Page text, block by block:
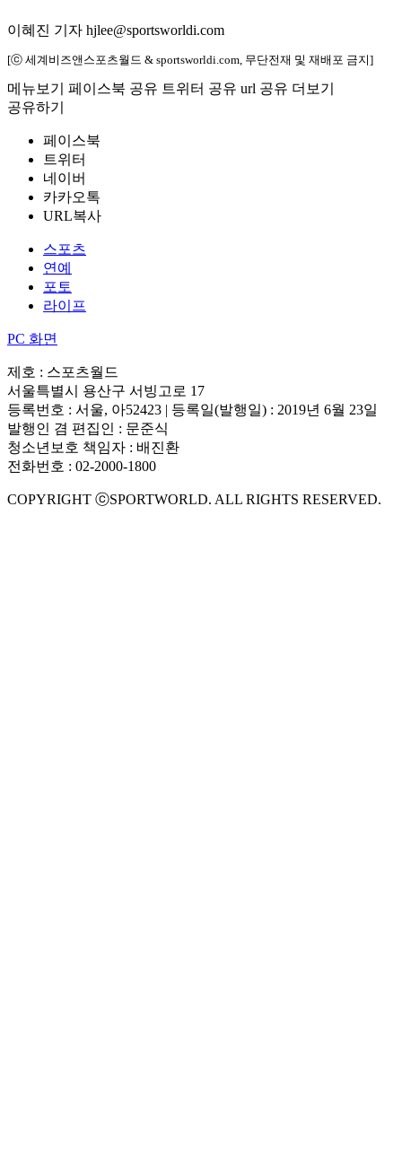
이혜진 기자 hjlee@sportsworldi.com
[ⓒ 세계비즈앤스포츠월드 & sportsworldi.com, 무단전재 및 재배포 금지]
메뉴보기 페이스북 공유 트위터 공유 url 공유 더보기
공유하기
페이스북
트위터
네이버
카카오톡
URL복사
스포츠
연예
포토
라이프
PC 화면
제호 : 스포츠월드
서울특별시 용산구 서빙고로 17
등록번호 : 서울, 아52423 | 등록일(발행일) : 2019년 6월 23일
발행인 겸 편집인 : 문준식
청소년보호 책임자 : 배진환
전화번호 : 02-2000-1800
COPYRIGHT ⓒSPORTWORLD. ALL RIGHTS RESERVED.